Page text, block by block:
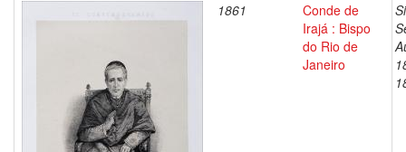
1861
Conde de
Irajá : Bispo
do Rio de
Janeiro